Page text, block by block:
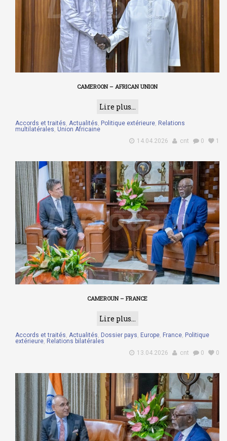
CAMEROON – AFRICAN UNION
Lire plus...
Accords et traités, Actualités, Politique extérieure, Relations
multilatérales, Union Africaine
14.04.2026
cnt 0 1
CAMEROUN – FRANCE
Lire plus...
Accords et traités, Actualités, Dossier pays, Europe, France, Politique
extérieure, Relations bilatérales
13.04.2026
cnt 0 0